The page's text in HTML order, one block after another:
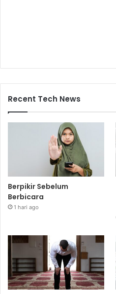
Recent Tech News
Berpikir Sebelum
Berbicara
1 hari ago